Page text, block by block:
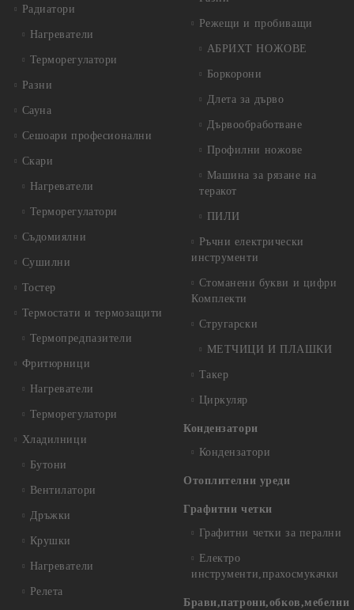
Радиатори
Нагреватели
Терморегулатори
Разни
Сауна
Сешоари професионални
Скари
Нагреватели
Терморегулатори
Съдомиялни
Сушилни
Тостер
Термостати и термозащити
Термопредпазители
Фритюрници
Нагреватели
Терморегулатори
Хладилници
Бутони
Вентилатори
Дръжки
Крушки
Нагреватели
Релета
Режещи и пробиващи
АБРИХТ НОЖОВЕ
Боркорони
Длета за дърво
Дървообработване
Профилни ножове
Машина за рязане на
теракот
ПИЛИ
Ръчни електрически
инструменти
Стоманени букви и цифри
Комплекти
Стругарски
МЕТЧИЦИ И ПЛАШКИ
Такер
Циркуляр
Кондензатори
Кондензатори
Отоплителни уреди
Графитни четки
Графитни четки за перални
Електро
инструменти,прахосмукачки
Брави,патрони,обков,мебелни